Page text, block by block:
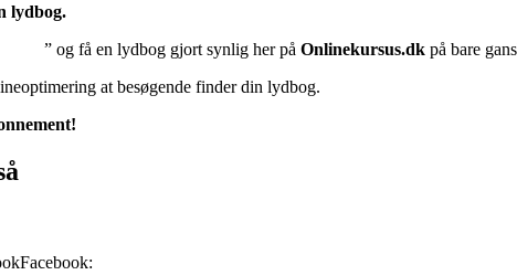
lydbog.
” og få en lydbog gjort synlig her på Onlinekursus.dk på bare
at besøgende finder din lydbog.
Facebook: